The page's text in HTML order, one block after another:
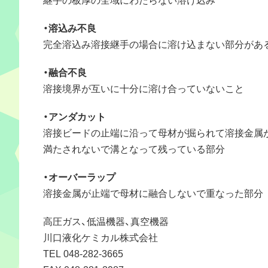
・溶込み不良
完全溶込み溶接継手の場合に溶け込まない部分があ
・融合不良
溶接境界が互いに十分に溶け合っていないこと
・アンダカット
溶接ビードの止端に沿って母材が掘られて溶接金属
満たされないで溝となって残っている部分
・オーバーラップ
溶接金属が止端で母材に融合しないで重なった部分
高圧ガス、低温機器、真空機器
川口液化ケミカル株式会社
TEL 048-282-3665